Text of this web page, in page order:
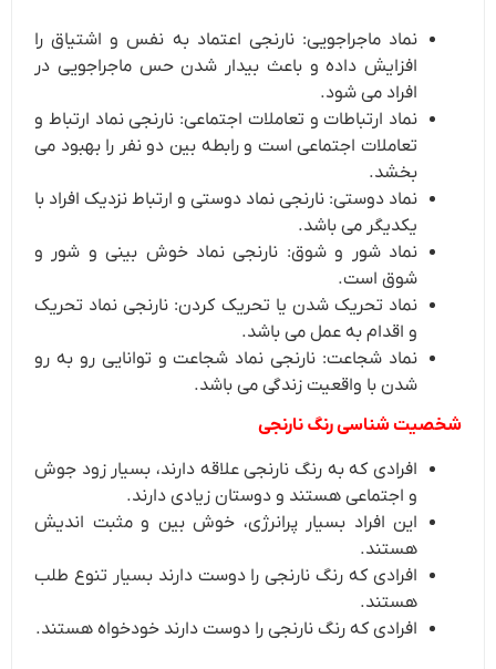
نماد ماجراجویی: نارنجی اعتماد به نفس و اشتیاق را
افزایش داده و باعث بیدار شدن حس ماجراجویی در
افراد می شود.
نماد ارتباطات و تعاملات اجتماعی: نارنجی نماد ارتباط و
تعاملات اجتماعی است و رابطه بین دو نفر را بهبود می
بخشد.
نماد دوستی: نارنجی نماد دوستی و ارتباط نزدیک افراد با
یکدیگر می باشد.
نماد شور و شوق: نارنجی نماد خوش بینی و شور و
شوق است.
نماد تحریک شدن یا تحریک کردن: نارنجی نماد تحریک
و اقدام به عمل می باشد.
نماد شجاعت: نارنجی نماد شجاعت و توانایی رو به رو
شدن با واقعیت زندگی می باشد.
شخصیت شناسی رنگ نارنجی
افرادی که به رنگ نارنجی علاقه دارند، بسیار زود جوش
و اجتماعی هستند و دوستان زیادی دارند.
این افراد بسیار پرانرژی، خوش بین و مثبت اندیش
هستند.
افرادی که رنگ نارنجی را دوست دارند بسیار تنوع طلب
هستند.
افرادی که رنگ نارنجی را دوست دارند خودخواه هستند.